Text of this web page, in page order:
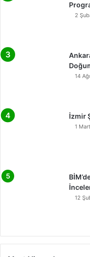
2
14
İzmir
1
12